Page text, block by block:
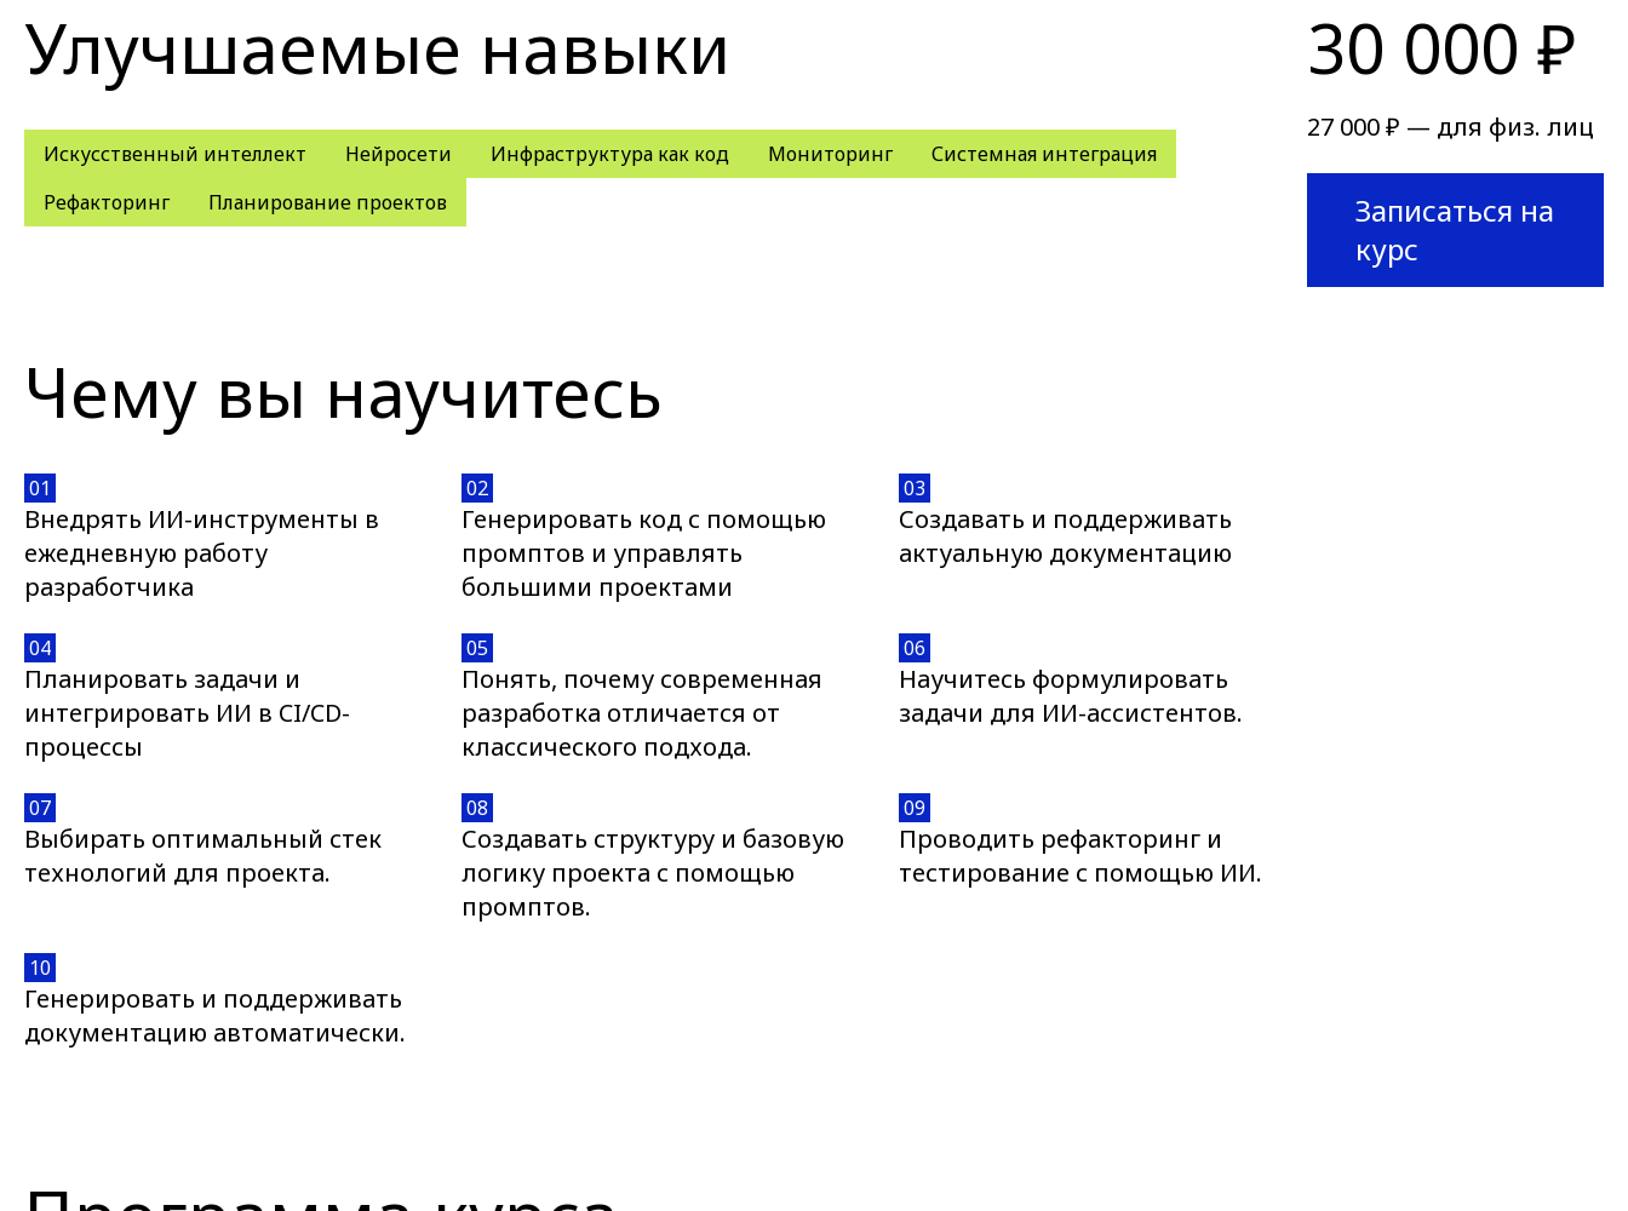
Улучшаемые навыки
Искусственный интеллект Нейросети Инфраструктура как код Мониторинг
Системная интеграция
Рефакторинг
Планирование проектов
Чему вы научитесь
01
Внедрять ИИ-инструменты в
ежедневную работу
разработчика
02
Генерировать код с помощью
промптов и управлять
большими проектами
03
Создавать и поддерживать
актуальную документацию
04
Планировать задачи и
интегрировать ИИ в CI/CD-
процессы
05
Понять, почему современная
разработка отличается от
классического подхода.
06
Научитесь формулировать
задачи для ИИ-ассистентов.
07
Выбирать оптимальный стек
технологий для проекта.
08
Создавать структуру и базовую
логику проекта с помощью
промптов.
09
Проводить рефакторинг и
тестирование с помощью ИИ.
10
Генерировать и поддерживать
документацию автоматически.
30 000 ₽
27 000 ₽ — для физ. лиц
Записаться на
курс